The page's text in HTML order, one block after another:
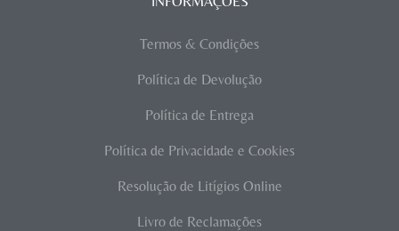
Termos & Condições
Política de Devolução
Política de Entrega
Política de Privacidade e Cookies
Resolução de Litígios Online
Livro de Reclamações